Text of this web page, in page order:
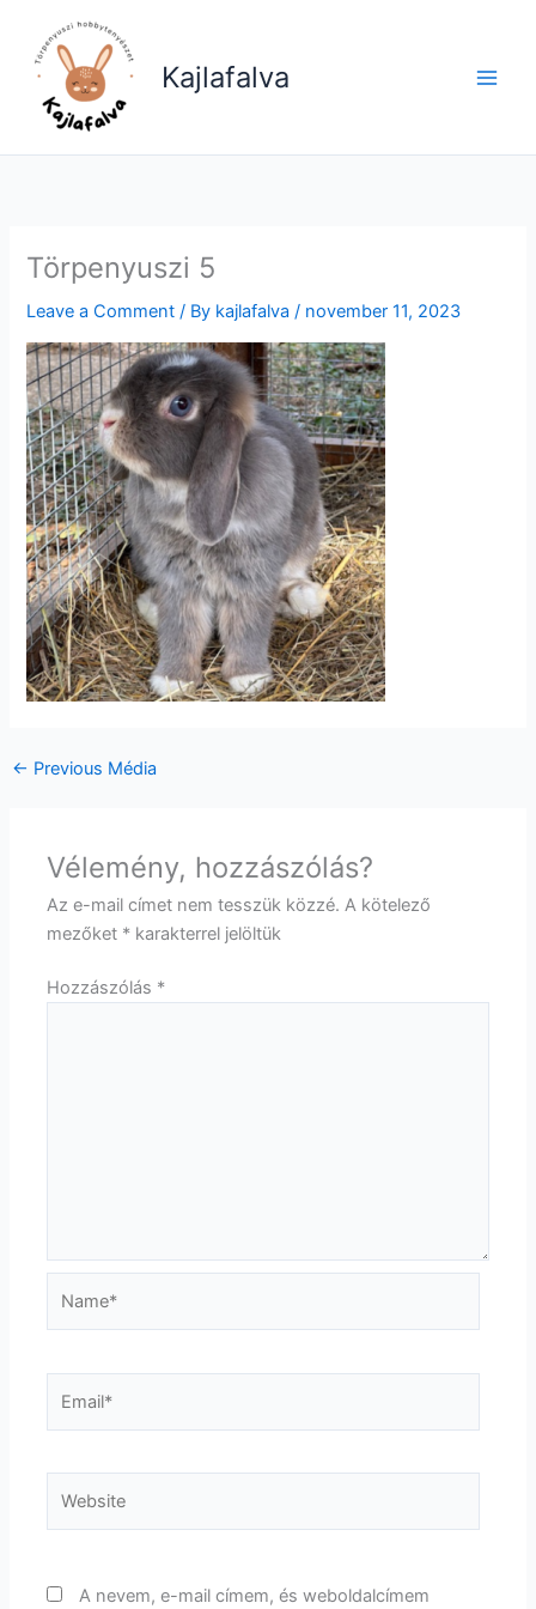
content
Kajlafalva
Törpenyuszi 5
Leave a Comment / By kajlafalva/ november 11, 2023
← Previous Média
Vélemény, hozzászólás?
Az e-mail címet nem tesszük közzé. A kötelező
mezőket * karakterrel jelöltük
Hozzászólás *
A nevem, e-mail címem, és weboldalcímem